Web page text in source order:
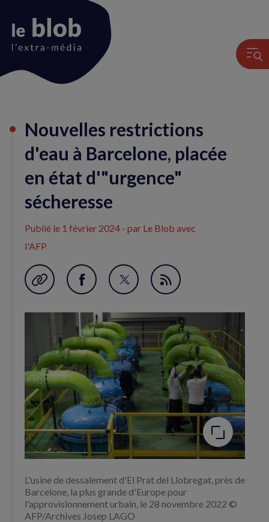
du
Nouvelles restrictions
d'eau à Barcelone, placée
en état d'"urgence"
sécheresse
Publié le 1 février 2024 - par Le Blob avec
l'AFP
Garder en favori
Partager
Facebook
(nouvelle
fenêtre)
Partager
Twitter
(nouvelle
fenêtre)
Flux
Agrandir
l'image
L'usine de dessalement d'El Prat del Llobregat, près de
Barcelone, la plus grande d'Europe pour
l'approvisionnement urbain, le 28 novembre 2022 ©
AFP/Archives Josep LAGO